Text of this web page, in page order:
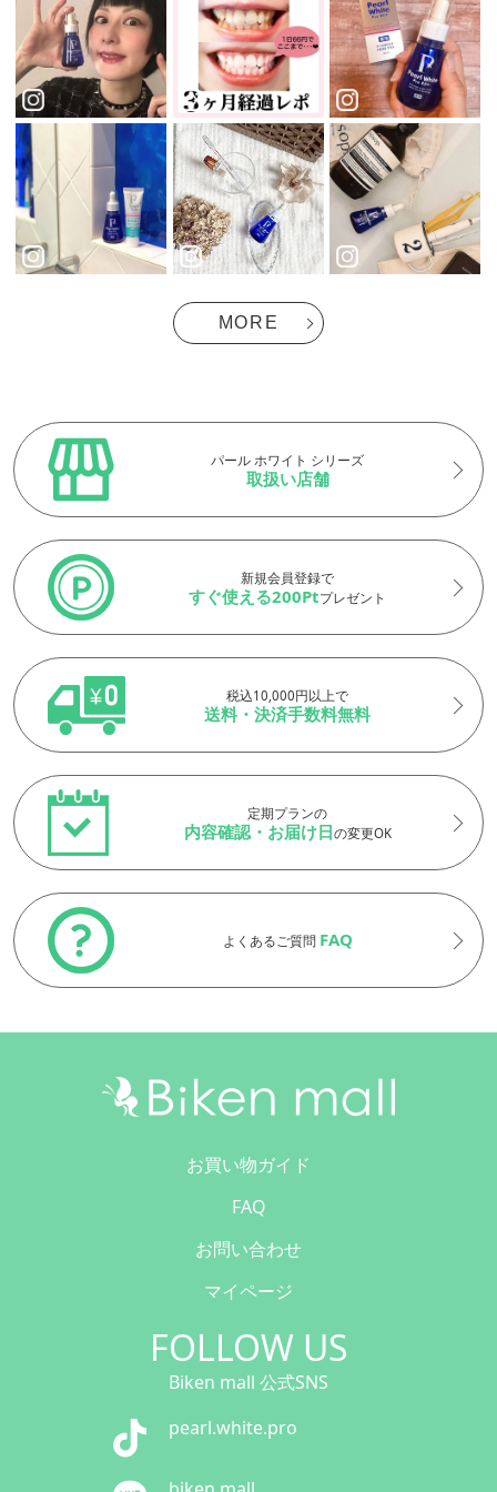
MORE
パール ホワイト シリーズ
取扱い店舗
新規会員登録で
すぐ使える200Ptプレゼント
税込10,000円以上で
送料・決済手数料無料
定期プランの
内容確認・お届け日の変更OK
よくあるご質問 FAQ
お買い物ガイド
FAQ
お問い合わせ
マイページ
FOLLOW US
Biken mall 公式SNS
pearl.white.pro